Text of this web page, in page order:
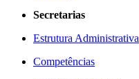
Secretarias
Estrutura Administrativa
Competências